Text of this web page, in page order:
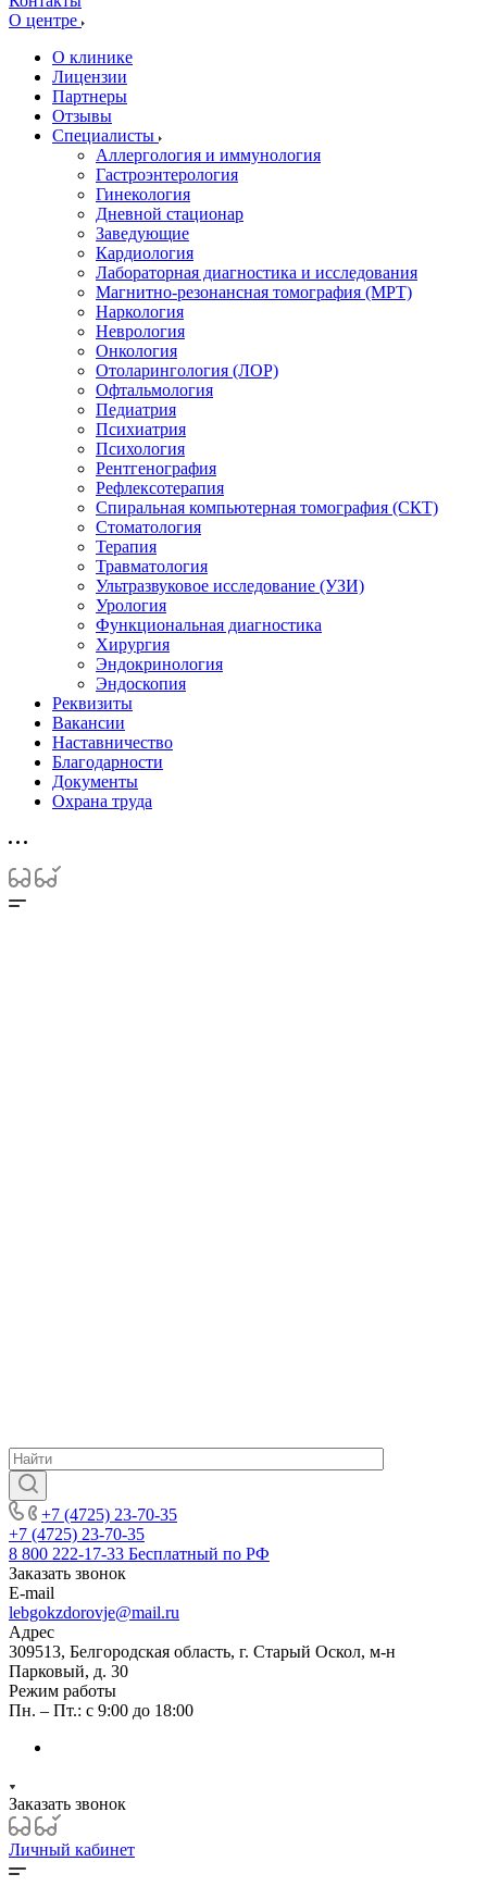
О центре
О клинике
Лицензии
Партнеры
Отзывы
Специалисты
Аллергология и иммунология
Гастроэнтерология
Гинекология
Дневной стационар
Заведующие
Кардиология
Лабораторная диагностика и исследования
Магнитно-резонансная томография (МРТ)
Наркология
Неврология
Онкология
Отоларингология (ЛОР)
Офтальмология
Педиатрия
Психиатрия
Психология
Рентгенография
Рефлексотерапия
Спиральная компьютерная томография (СКТ)
Стоматология
Терапия
Травматология
Ультразвуковое исследование (УЗИ)
Урология
Функциональная диагностика
Хирургия
Эндокринология
Эндоскопия
Реквизиты
Вакансии
Наставничество
Благодарности
Документы
Охрана труда
+7 (4725) 23-70-35
+7 (4725) 23-70-35
8 800 222-17-33 Бесплатный по РФ
Заказать звонок
E-mail
lebgokzdorovje@mail.ru
Адрес
309513, Белгородская область, г. Старый Оскол, м-н
Парковый, д. 30
Режим работы
Пн. – Пт.: с 9:00 до 18:00
Заказать звонок
Личный кабинет